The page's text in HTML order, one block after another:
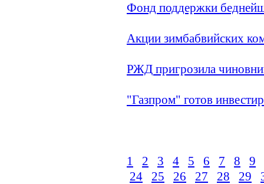
Фонд поддержки
Акции зимбабвийских
РЖД пригрозила
"Газпром" готов
1 2 3 4 5 6 7 8
9
24
25 26 27 28 29